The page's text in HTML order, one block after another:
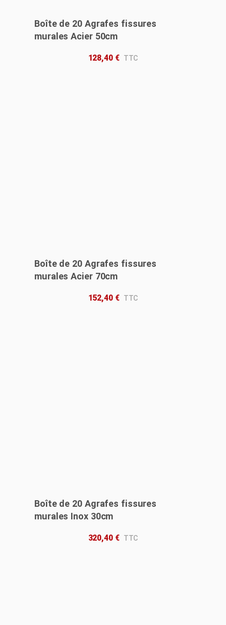
Boîte de 20 Agrafes fissures
murales Acier 50cm
128,40 €
Boîte de 20 Agrafes fissures
murales Acier 70cm
152,40 €
Boîte de 20 Agrafes fissures
murales Inox 30cm
320,40 €